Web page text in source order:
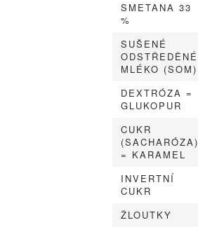
SMETANA 33
%
SUŠENÉ
ODSTŘEDĚNÉ
MLÉKO (SOM)
DEXTRÓZA =
GLUKOPUR
CUKR
(SACHARÓZA)
= KARAMEL
INVERTNÍ
CUKR
ŽLOUTKY